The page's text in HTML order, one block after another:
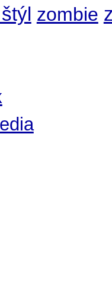
zombie